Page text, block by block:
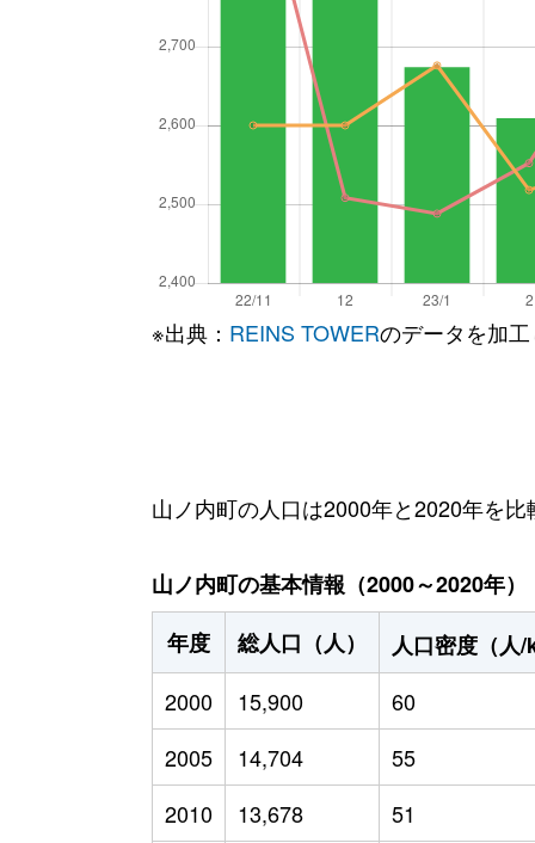
※出典： REINS TOWERのデータを加
山ノ内町の人口は2000年と2020年を
山ノ内町の基本情報（2000～2020年）
年度
総人口（人）
人口密度（人/
2000
15,900
60
2005
14,704
55
2010
13,678 51